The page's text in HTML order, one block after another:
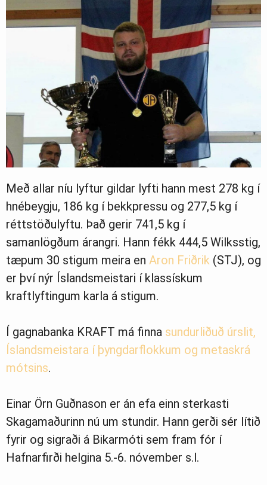
Með allar níu lyftur gildar lyfti hann mest 278 kg í
hnébeygju, 186 kg í bekkpressu og 277,5 kg í
réttstöðulyftu. Það gerir 741,5 kg í
samanlögðum árangri. Hann fékk 444,5 Wilksstig,
tæpum 30 stigum meira en Aron Friðrik (STJ), og
er því nýr Íslandsmeistari í klassískum
kraftlyftingum karla á stigum.
Í gagnabanka KRAFT má finna sundurliðuð úrslit,
Íslandsmeistara í þyngdarflokkum og metaskrá
mótsins.
Einar Örn Guðnason er án efa einn sterkasti
Skagamaðurinn nú um stundir. Hann gerði sér lítið
fyrir og sigraði á Bikarmóti sem fram fór í
Hafnarfirði helgina 5.-6. nóvember s.l.